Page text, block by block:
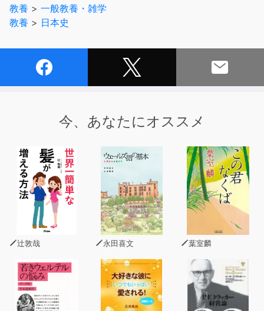
ただ答えを暗記するのではなく、問題の本文ごと頭に入れ
教養 > 一般教養・雑学
教養 > 日本史
今、あなたにオススメ
辻敦哉 永田喜文 葉室麟